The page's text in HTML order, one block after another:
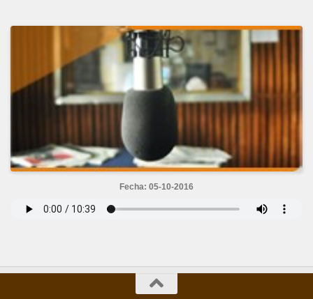
Fecha: 05-10-2016